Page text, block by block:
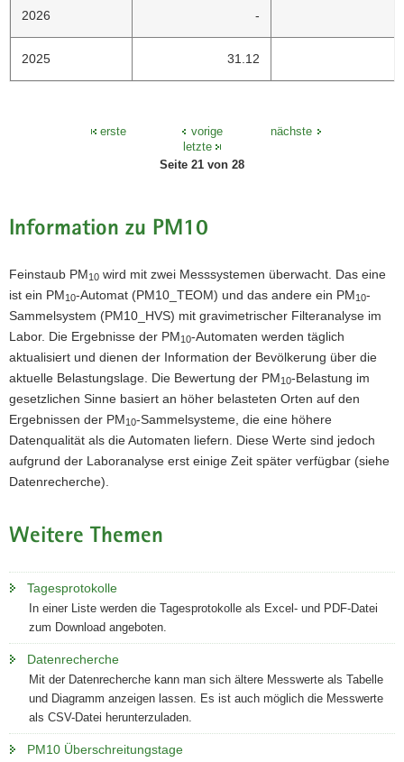
2026 -
2025 31.12
erste vorige
Seite 21 von 28
nächste
letzte
Information zu PM10
Feinstaub PM10 wird mit zwei Messsystemen überwacht. Das eine
ist ein PM10-Automat (PM10_TEOM) und das andere ein PM10-
Sammelsystem (PM10_HVS) mit gravimetrischer Filteranalyse im
Labor. Die Ergebnisse der PM10-Automaten werden täglich
aktualisiert und dienen der Information der Bevölkerung über die
aktuelle Belastungslage. Die Bewertung der PM10-Belastung im
gesetzlichen Sinne basiert an höher belasteten Orten auf den
Ergebnissen der PM10-Sammelsysteme, die eine höhere
Datenqualität als die Automaten liefern. Diese Werte sind jedoch
aufgrund der Laboranalyse erst einige Zeit später verfügbar (siehe
Datenrecherche).
Weitere Themen
Tagesprotokolle
In einer Liste werden die Tagesprotokolle als Excel- und PDF-Datei
zum Download angeboten.
Datenrecherche
Mit der Datenrecherche kann man sich ältere Messwerte als Tabelle
und Diagramm anzeigen lassen. Es ist auch möglich die Messwerte
als CSV-Datei herunterzuladen.
PM10 Überschreitungstage